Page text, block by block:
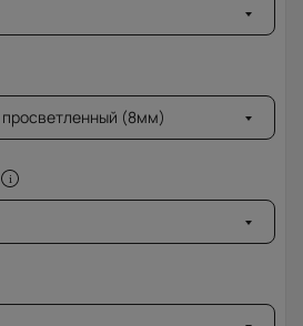
просветленный (8мм)